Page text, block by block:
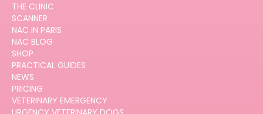
THE CLINIC
SCANNER
NAC IN PARIS
NAC BLOG
SHOP
PRACTICAL GUIDES
NEWS
PRICING
VETERINARY EMERGENCY